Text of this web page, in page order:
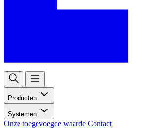
Producten
Systemen
Onze toegevoegde waarde Contact